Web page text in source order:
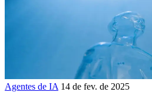
Agentes de IA 14 de fev. de 2025